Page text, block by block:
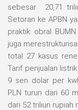
sebesar 20,71
Setoran ke APBN
praktik obral
juga
total 27 kasus
Tarif penjualan
9 sen dolar per
PLN turun dari 60
dari 52 triliun rupiah